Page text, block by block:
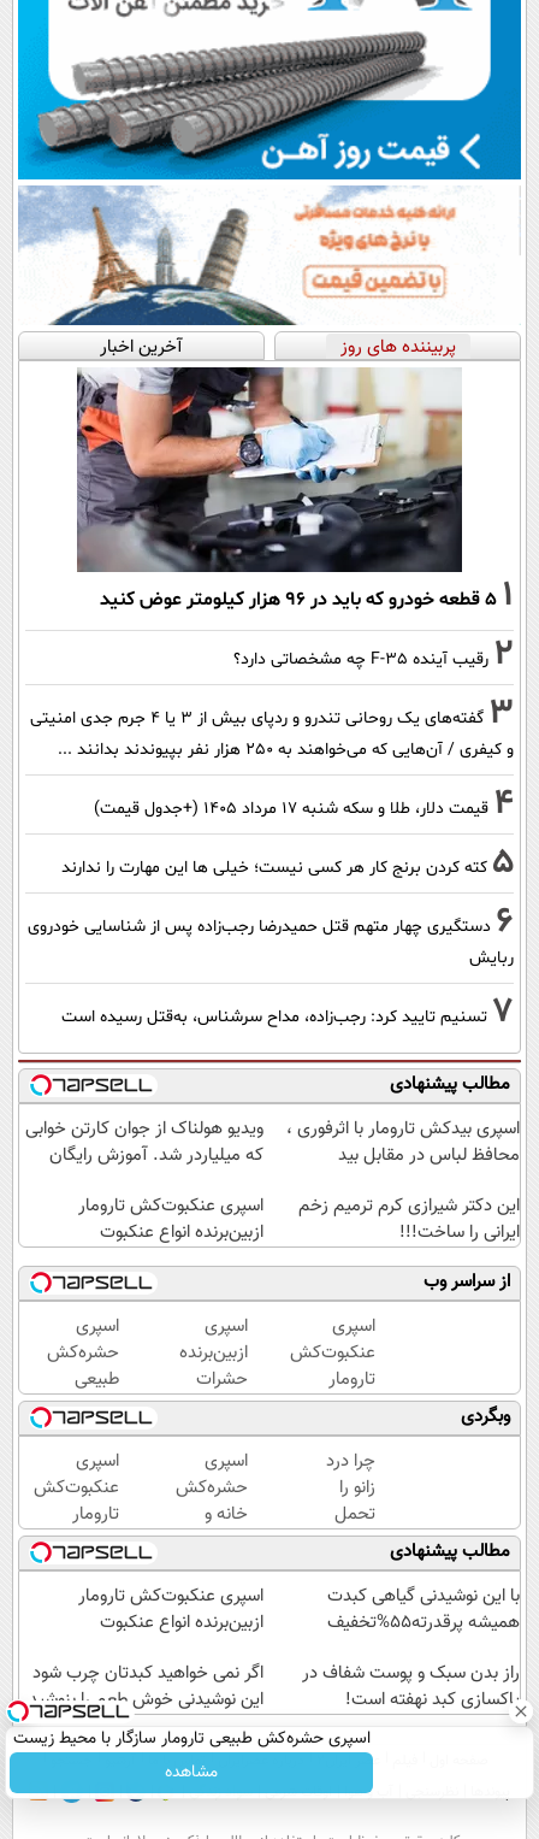
پربیننده های روز آخرین اخبار
1 ۵ قطعه خودرو که باید در ۹۶ هزار کیلومتر عوض کنید
2 رقیب آینده F-35 چه مشخصاتی دارد؟
3
گفته‌های یک روحانی تندرو و ردپای بیش از ۳ یا ۴ جرم جدی امنیتی
و کیفری / آن‌هایی که می‌خواهند به ۲۵۰ هزار نفر بپیوندند بدانند ...
4 قیمت دلار، طلا و سکه شنبه ۱۷ مرداد ۱۴۰۵ (+جدول قیمت)
5 کته کردن برنج کار هر کسی نیست؛ خیلی ها این مهارت را ندارند
6 دستگیری چهار متهم قتل حمیدرضا رجب‌زاده پس از شناسایی خودروی
ربایش
7 تسنیم تایید کرد: رجب‌زاده، مداح سرشناس، به‌قتل رسیده است
مطالب پیشنهادی
اسپری بیدکش تارومار با اثرفوری ،
محافظ لباس در مقابل بید
ویدیو هولناک از جوان کارتن خوابی
که میلیاردر شد. آموزش رایگان
این دکتر شیرازی کرم ترمیم زخم
ایرانی را ساخت!!!
اسپری عنکبوت‌‌کش تارومار
ازبین‌برنده انواع عنکبوت
از سراسر وب
اسپری
عنکبوت‌‌کش
تارومار
ازبین‌برنده
انواع
عنکبوت
اسپری
ازبین‌برنده
حشرات
رختخواب،
مناسب
برای
مقابله با
انواع
ساس
اسپری
حشره‌کش
طبیعی
تارومار
سازگار با
محیط
زیست و با
محافظت
طبیعی
وبگردی
چرا درد
زانو را
تحمل
می‌کنی؟
خیلی
ساده
درمنزل
کن
اسپری
حشره‌کش
خانه و
گیاهان
خانگی،
نابودکننده
انواع
خانگی و
آفات
اسپری
عنکبوت‌‌کش
تارومار
ازبین‌برنده
انواع
عنکبوت
مطالب پیشنهادی
با این نوشیدنی گیاهی کبدت
همیشه پرقدرته55%تخفیف
اسپری عنکبوت‌‌کش تارومار
ازبین‌برنده انواع عنکبوت
راز بدن سبک و پوست شفاف در
پاکسازی کبد نهفته است!
اگر نمی خواهید کبدتان چرب شود
این نوشیدنی خوش طعم را بنوشید
اسپری حشره‌کش طبیعی تارومار سازگار با محیط زیست
و با محافظت طبیعی
مشاهده عصر ایران۲ تماس با ما
آب و هوا اوقات شرعی سواد زندگی